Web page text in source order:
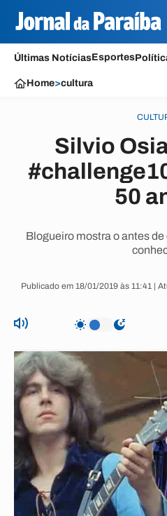
Últimas NotíciasEsportes
Home>cultura
Silvio
50
Blogueiro mostra o antes
Publicado em 18/01/2019 às 11:41 |